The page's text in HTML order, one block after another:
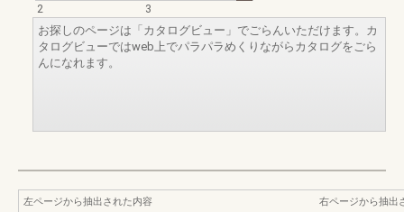
2
3
お探しのページは「カタログビュー」でごらんいただけます。カ
タログビューではweb上でパラパラめくりながらカタログをごら
んになれます。
左ページから抽出された内容
右ページから抽出